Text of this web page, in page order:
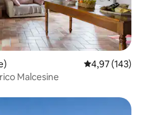
საშუალო
4,97 (143)
Malcesine